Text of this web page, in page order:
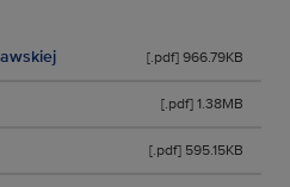
[.pdf] 966.79KB
[.pdf] 1.38MB
[.pdf] 595.15KB